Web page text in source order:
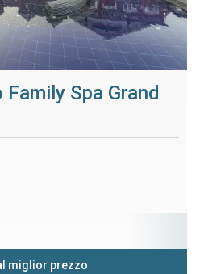
Spa Grand
miglior prezzo